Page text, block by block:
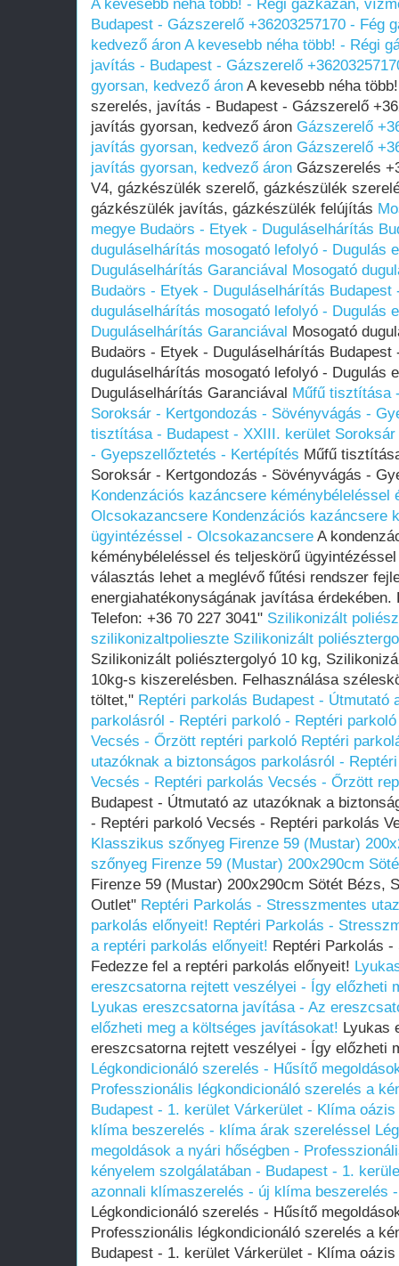
A kevesebb néha több! - Régi gázkazán,
Budapest - Gázszerelő +36203257170 - Fég
kedvező áron A kevesebb néha több! - Régi
javítás - Budapest - Gázszerelő
gyorsan, kedvező áron A kevesebb néha
szerelés, javítás - Budapest - Gázszerelő
javítás gyorsan, kedvező áron Gázszerelő
javítás gyorsan, kedvező áron Gázszerelő
javítás gyorsan, kedvező áron Gázszerelés
V4, gázkészülék szerelő, gázkészülék
gázkészülék javítás, gázkészülék felújítás
megye Budaörs - Etyek - Duguláselhárítás
duguláselhárítás mosogató lefolyó - Dugulás
Duguláselhárítás Garanciával Mosogató
Budaörs - Etyek - Duguláselhárítás
duguláselhárítás mosogató lefolyó - Dugulás
Duguláselhárítás Garanciával Mosogató
Budaörs - Etyek - Duguláselhárítás
duguláselhárítás mosogató lefolyó - Dugulás
Duguláselhárítás Garanciával Műfű tisztítása
Soroksár - Kertgondozás - Sövényvágás -
tisztítása - Budapest - XXIII. kerület
- Gyepszellőztetés - Kertépítés Műfű
Soroksár - Kertgondozás - Sövényvágás -
Kondenzációs kazáncsere
Olcsokazancsere Kondenzációs kazáncsere
ügyintézéssel - Olcsokazancsere A
kéménybéleléssel és teljeskörű
választás lehet a meglévő fűtési rendszer
energiahatékonyságának javítása
Telefon: +36 70 227 3041" Szilikonizált
szilikonizaltpolieszte Szilikonizált
Szilikonizált poliésztergolyó 10 kg,
10kg-s kiszerelésben. Felhasználása
töltet," Reptéri parkolás Budapest - Útmutató
parkolásról - Reptéri parkoló - Reptéri
Vecsés - Őrzött reptéri parkoló Reptéri
utazóknak a biztonságos parkolásról -
Vecsés - Reptéri parkolás Vecsés - Őrzött
Budapest - Útmutató az utazóknak a
- Reptéri parkoló Vecsés - Reptéri parkolás
Klasszikus szőnyeg Firenze 59 (Mustar)
szőnyeg Firenze 59 (Mustar) 200x290cm
Firenze 59 (Mustar) 200x290cm Sötét Bézs,
Outlet" Reptéri Parkolás - Stresszmentes
parkolás előnyeit! Reptéri Parkolás -
a reptéri parkolás előnyeit! Reptéri Parkolás
Fedezze fel a reptéri parkolás előnyeit!
ereszcsatorna rejtett veszélyei - Így előzheti
Lyukas ereszcsatorna javítása - Az
előzheti meg a költséges javításokat! Lyukas
ereszcsatorna rejtett veszélyei - Így előzheti
Légkondicionáló szerelés - Hűsítő
Professzionális légkondicionáló szerelés a
Budapest - 1. kerület Várkerület - Klíma
klíma beszerelés - klíma árak szereléssel
megoldások a nyári hőségben -
kényelem szolgálatában - Budapest - 1.
azonnali klímaszerelés - új klíma beszerelés
Légkondicionáló szerelés - Hűsítő
Professzionális légkondicionáló szerelés a
Budapest - 1. kerület Várkerület - Klíma